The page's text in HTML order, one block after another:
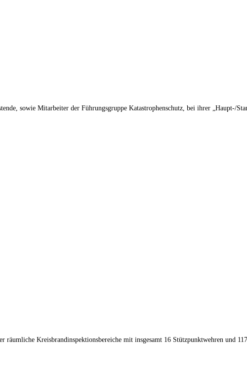
sowie Mitarbeiter der Führungsgruppe Katastrophenschutz, bei ihrer „Haupt-/
Kreisbrandinspektionsbereiche mit insgesamt 16 Stützpunktwehren und